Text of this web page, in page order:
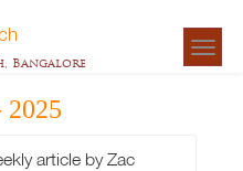
Bangalore
2025
article by Zac